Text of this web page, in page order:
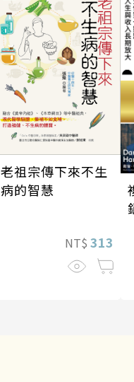
老祖宗傳下來不生
病的智慧
NT$ 313